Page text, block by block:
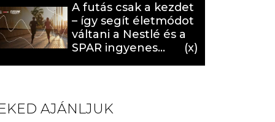
A futás csak a kezdet
– így segít életmódot
váltani a Nestlé és a
SPAR ingyenes
AJÁNLJUK